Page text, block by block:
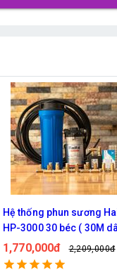
Bộ phun sương Haita
2900 25 béc ( 30M dây)
1,190,000đ 1,339,000đ